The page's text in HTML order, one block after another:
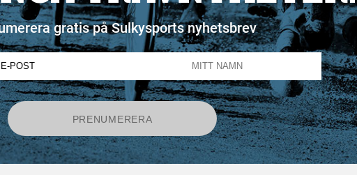
gratis på Sulkysports nyhetsbrev